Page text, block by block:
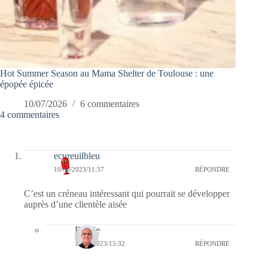
Hot Summer Season au Mama Shelter de Toulouse : une
épopée épicée
10/07/2026
6 commentaires
4 commentaires
ecureuilbleu
10/03/2023/11:37 RÉPONDRE
C’est un créneau intéressant qui pourrait se développer
auprès d’une clientèle aisée
Bernie
12/03/2023/15:32 RÉPONDRE